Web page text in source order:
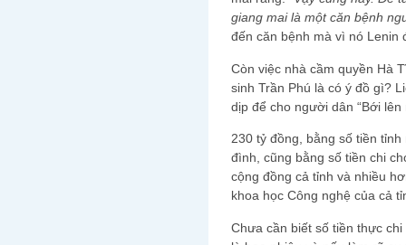
giang mai là một căn bệnh
đến căn bệnh mà vì nó Lenin
Còn việc nhà cầm quyền Hà
sinh Trần Phú là có ý đồ gì?
dịp để cho người dân “Bới lên
230 tỷ đồng, bằng số tiền
đình, cũng bằng số tiền chi
cộng đồng cả tỉnh và nhiều
khoa học Công nghệ của cả
Chưa cần biết số tiền thực